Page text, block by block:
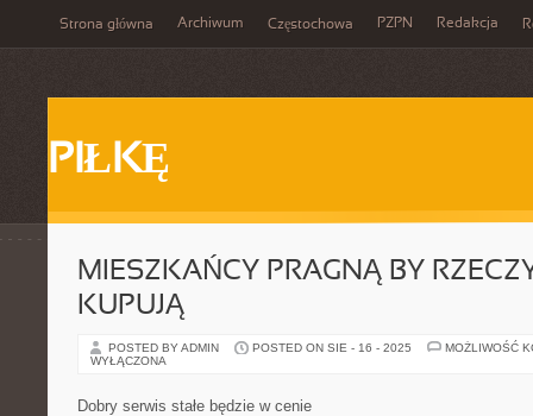
Strona główna Archiwum Częstochowa PZPN Redakcja
PIŁKĘ
MIESZKAŃCY PRAGNĄ BY
KUPUJĄ
POSTED BY ADMIN POSTED ON SIE - 16 - 2025
MOŻLIWOŚĆ
WYŁĄCZONA
Dobry serwis stałe będzie w cenie